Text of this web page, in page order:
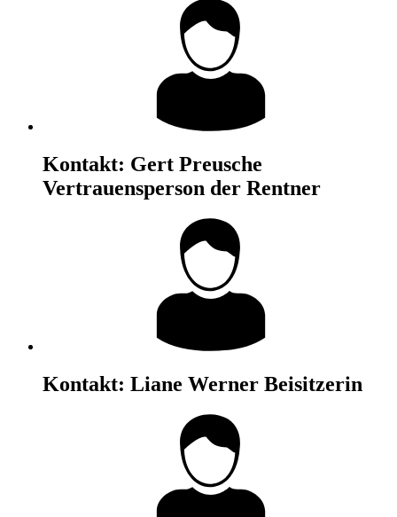
Kontakt: Gert Preusche
Vertrauensperson der Rentner
Kontakt: Liane Werner Beisitzerin